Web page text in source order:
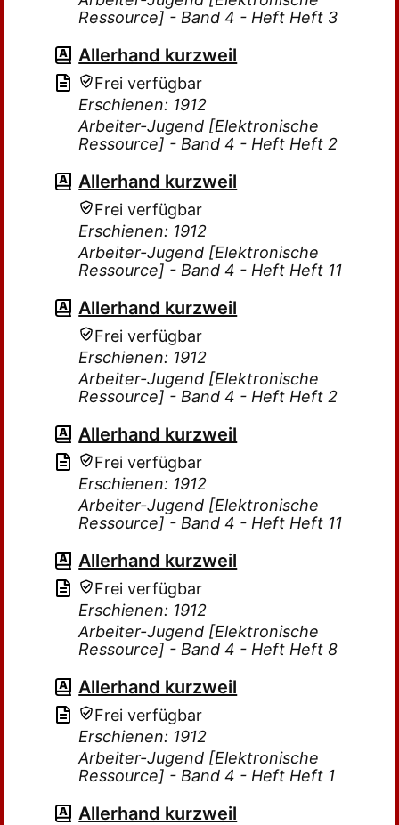
Ressource] - Band 4 - Heft Heft 3
Allerhand kurzweil
Frei verfügbar
Erschienen: 1912
Arbeiter-Jugend [Elektronische
Ressource] - Band 4 - Heft Heft 2
Allerhand kurzweil
Frei verfügbar
Erschienen: 1912
Arbeiter-Jugend [Elektronische
Ressource] - Band 4 - Heft Heft 11
Allerhand kurzweil
Frei verfügbar
Erschienen: 1912
Arbeiter-Jugend [Elektronische
Ressource] - Band 4 - Heft Heft 2
Allerhand kurzweil
Frei verfügbar
Erschienen: 1912
Arbeiter-Jugend [Elektronische
Ressource] - Band 4 - Heft Heft 11
Allerhand kurzweil
Frei verfügbar
Erschienen: 1912
Arbeiter-Jugend [Elektronische
Ressource] - Band 4 - Heft Heft 8
Allerhand kurzweil
Frei verfügbar
Erschienen: 1912
Arbeiter-Jugend [Elektronische
Ressource] - Band 4 - Heft Heft 1
Allerhand kurzweil